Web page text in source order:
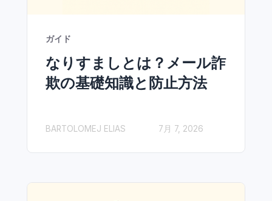
ガイド
なりすましとは？メール詐
欺の基礎知識と防止方法
BARTOLOMEJ ELIAS 7月 7, 2026